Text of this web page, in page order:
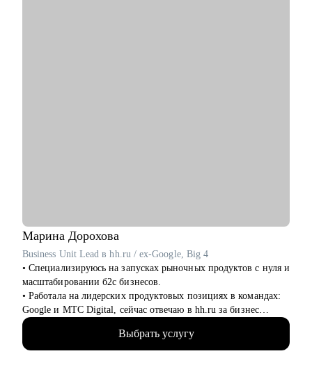
Марина Дорохова
Business Unit Lead в hh.ru / ex-Google, Big 4
• Специализируюсь на запусках рыночных продуктов с нуля и
масштабировании б2с бизнесов.
• Работала на лидерских продуктовых позициях в командах:
Google и МТС Digital, сейчас отвечаю в hh.ru за бизнес
направление.
• В прикладном смысле понимаю потребности работодателей
к кандидатам и сотрудникам, благодаря опыту в индустрии
Выбрать услугу